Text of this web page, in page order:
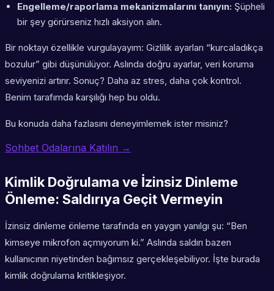
Engelleme/raporlama mekanizmalarını tanıyın: Şüpheli
bir şey görürseniz hızlı aksiyon alın.
Bir noktayı özellikle vurgulayayım: Gizlilik ayarları “kurcaladıkça
bozulur” gibi düşünülüyor. Aslında doğru ayarlar, veri koruma
seviyenizi artırır. Sonuç? Daha az stres, daha çok kontrol.
Benim tarafımda karşılığı hep bu oldu.
Bu konuda daha fazlasını deneyimlemek ister misiniz?
Sohbet Odalarına Katılın →
Kimlik Doğrulama ve İzinsiz Dinleme
Önleme: Saldırıya Geçit Vermeyin
İzinsiz dinleme önleme tarafında en yaygın yanılgı şu: “Ben
kimseye mikrofon açmıyorum ki.” Aslında saldırı bazen
kullanıcının niyetinden bağımsız gerçekleşebiliyor. İşte burada
kimlik doğrulama kritikleşiyor.